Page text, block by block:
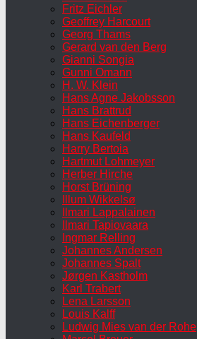
Fritz Eichler
Geoffrey Harcourt
Georg Thams
Gerard van den Berg
Gianni Songia
Gunni Omann
H. W. Klein
Hans Agne Jakobsson
Hans Brattrud
Hans Eichenberger
Hans Kaufeld
Harry Bertoia
Hartmut Lohmeyer
Herber Hirche
Horst Brüning
Illum Wikkelsø
Ilmari Lappalainen
Ilmari Tapiovaara
Ingmar Relling
Johannes Andersen
Johannes Spalt
Jørgen Kastholm
Karl Trabert
Lena Larsson
Louis Kalff
Ludwig Mies van der Rohe